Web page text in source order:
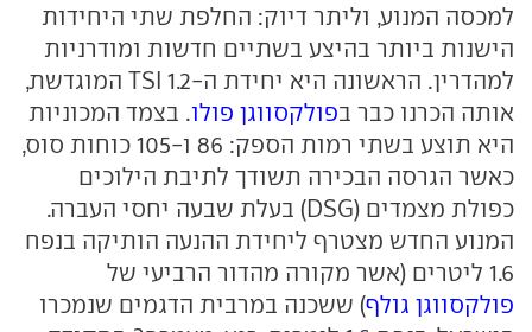
למכסה המנוע, וליתר דיוק: החלפת שתי היחידות
הישנות ביותר בהיצע בשתיים חדשות ומודרניות
למהדרין. הראשונה היא יחידת ה-1.2 TSI המוגדשת,
אותה הכרנו כבר בפולקסווגן פולו. בצמד המכוניות
היא תוצע בשתי רמות הספק: 86 ו-105 כוחות סוס,
כאשר הגרסה הבכירה תשודך לתיבת הילוכים
כפולת מצמדים (DSG) בעלת שבעה יחסי העברה.
המנוע החדש מצטרף ליחידת ההנעה הותיקה בנפח
1.6 ליטרים (אשר מקורה מהדור הרביעי של
פולקסווגן גולף) ששכנה במרבית הדגמים שנמכרו